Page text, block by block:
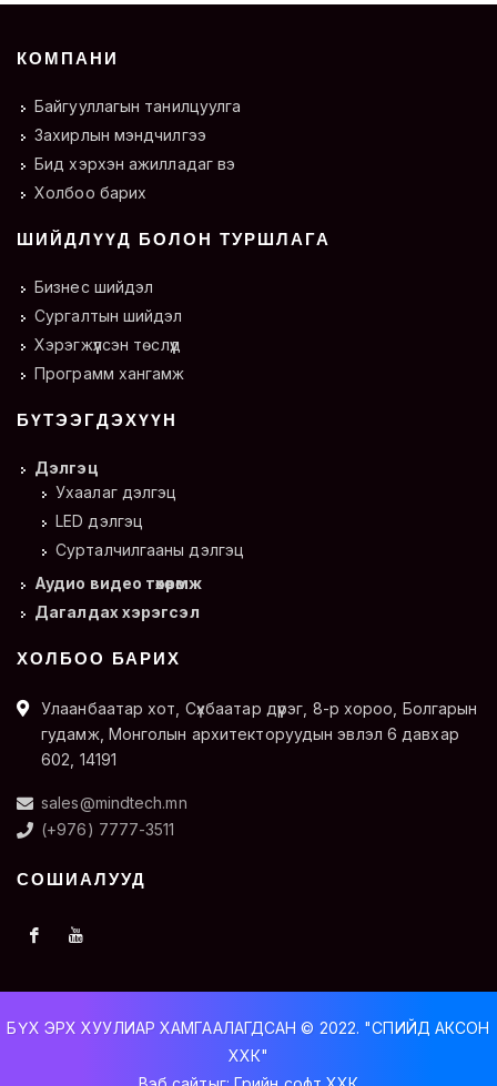
КОМПАНИ
Байгууллагын танилцуулга
Захирлын мэндчилгээ
Бид хэрхэн ажилладаг вэ
Холбоо барих
ШИЙДЛҮҮД БОЛОН ТУРШЛАГА
Бизнес шийдэл
Сургалтын шийдэл
Хэрэгжүүлсэн төслүүд
Программ хангамж
БҮТЭЭГДЭХҮҮН
Дэлгэц
Ухаалаг дэлгэц
LED дэлгэц
Сурталчилгааны дэлгэц
Аудио видео төхөөрөмж
Дагалдах хэрэгсэл
ХОЛБОО БАРИХ
Улаанбаатар хот, Сүхбаатар дүүрэг, 8-р хороо, Болгарын
гудамж, Монголын архитекторуудын эвлэл 6 давхар
602, 14191
sales@mindtech.mn
(+976) 7777-3511
СОШИАЛУУД
БҮХ ЭРХ ХУУЛИАР ХАМГААЛАГДСАН © 2022. "СПИЙД АКСОН
ХХК"